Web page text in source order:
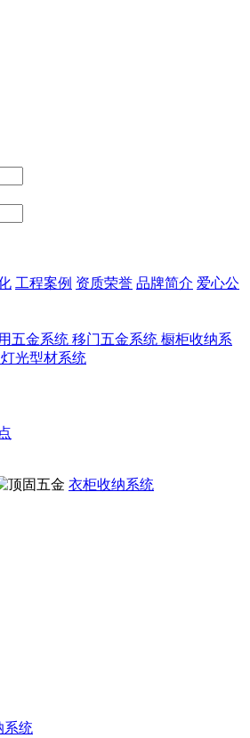
工程案例 资质荣誉 品牌简介 爱心公
五金系统 移门五金系统 橱柜收纳系
灯光型材系统
衣柜收纳系统
系统